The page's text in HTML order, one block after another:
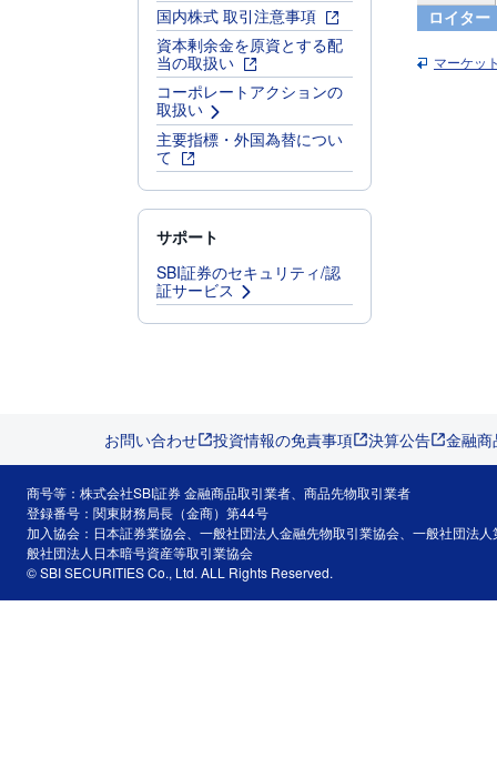
国内株式 取引注意事項
資本剰余金を原資とする配
当の取扱い
コーポレートアクションの
取扱い
主要指標・外国為替につい
て
サポート
SBI証券のセキュリティ/認
証サービス
ロイター
マーケッ
お問い合わせ 投資情報の免責事項 決算公告 金融
商号等：株式会社SBI証券 金融商品取引業者、商品先物取引業者
登録番号：関東財務局長（金商）第44号
加入協会：日本証券業協会、一般社団法人金融先物取引業協会、一般社団法
般社団法人日本暗号資産等取引業協会
© SBI SECURITIES Co., Ltd. ALL Rights Reserved.